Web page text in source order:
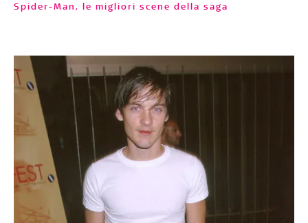
Spider-Man, le migliori scene della saga